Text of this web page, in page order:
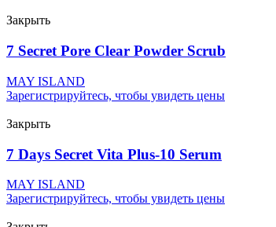
Закрыть
7 Secret Pore Clear Powder Scrub
MAY ISLAND
Зарегистрируйтесь, чтобы увидеть цены
Закрыть
7 Days Secret Vita Plus-10 Serum
MAY ISLAND
Зарегистрируйтесь, чтобы увидеть цены